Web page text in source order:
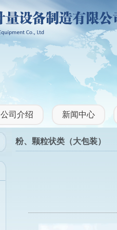
公司介绍 新闻中心
粉、颗粒状类（大包装）